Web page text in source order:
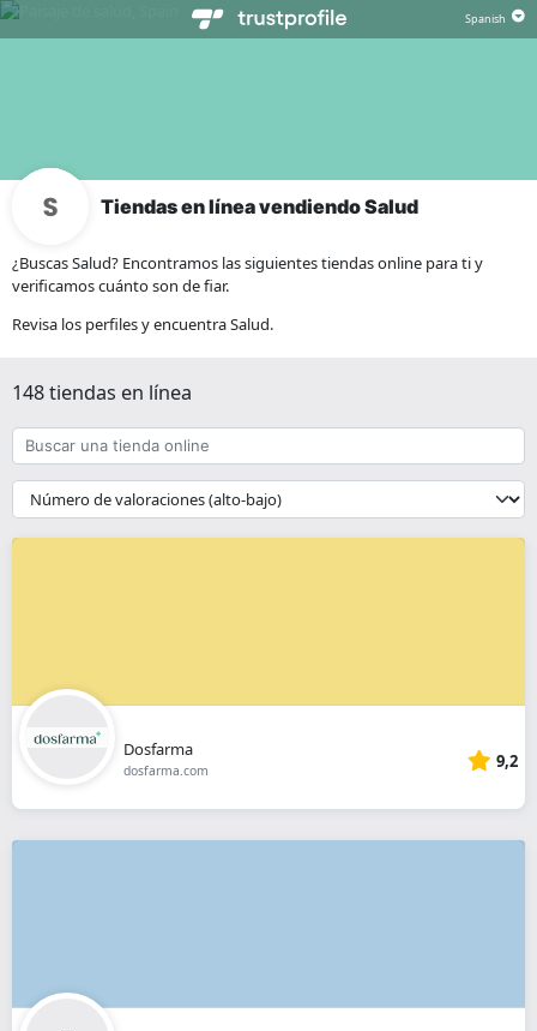
Tiendas en línea vendiendo Salud
¿Buscas Salud? Encontramos las siguientes tiendas online para ti y
verificamos cuánto son de fiar.
Revisa los perfiles y encuentra Salud.
148 tiendas en línea
Buscar
una
tienda
online
{{
__('Sort')
}}
Dosfarma
dosfarma.com 9,2